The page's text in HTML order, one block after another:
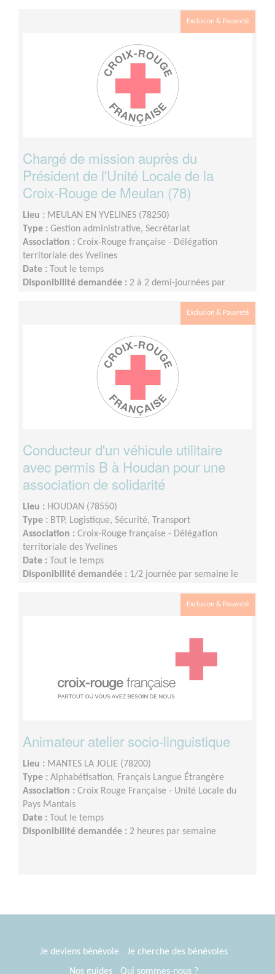
Exclusion & Pauvreté
Chargé de mission auprès du
Président de l'Unité Locale de la
Croix-Rouge de Meulan (78)
Lieu : MEULAN EN YVELINES (78250)
Type : Gestion administrative, Secrétariat
Association : Croix-Rouge française - Délégation
territoriale des Yvelines
Date : Tout le temps
Disponibilité demandée : 2 à 2 demi-journées par
Exclusion & Pauvreté
Conducteur d'un véhicule utilitaire
avec permis B à Houdan pour une
association de solidarité
Lieu : HOUDAN (78550)
Type : BTP, Logistique, Sécurité, Transport
Association : Croix-Rouge française - Délégation
territoriale des Yvelines
Date : Tout le temps
Disponibilité demandée : 1/2 journée par semaine le
Exclusion & Pauvreté
Animateur atelier socio-linguistique
Lieu : MANTES LA JOLIE (78200)
Type : Alphabétisation, Français Langue Étrangère
Association : Croix Rouge Française - Unité Locale du
Pays Mantais
Date : Tout le temps
Disponibilité demandée : 2 heures par semaine
Je deviens bénévole
Je cherche des bénévoles
Nos guides
Qui sommes-nous ?